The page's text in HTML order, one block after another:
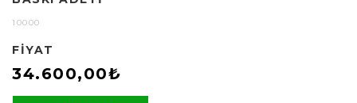
10000
FIYAT
34.600,00₺